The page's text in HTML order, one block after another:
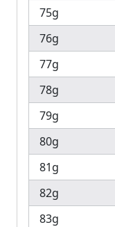
75g
76g
77g
78g
79g
80g
81g
82g
83g